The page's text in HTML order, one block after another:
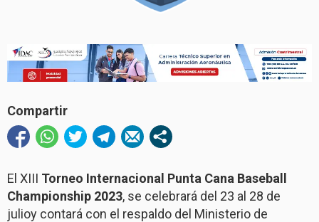
Compartir
El XIII Torneo Internacional Punta Cana Baseball
Championship 2023, se celebrará del 23 al 28 de
julioy contará con el respaldo del Ministerio de